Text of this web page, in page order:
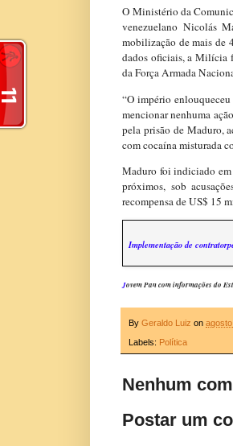
O Ministério da
venezuelano Nicolás
mobilização de mais de
dados oficiais, a Milícia
da Força Armada
“O império enlouqueceu
mencionar nenhuma
pela prisão de Maduro,
com cocaína misturada
Maduro foi indiciado
próximos, sob
recompensa de US$ 15
Implementação de
Jovem Pan com informações do
By Geraldo Luiz on
Labels: Política
Nenhum
Postar um